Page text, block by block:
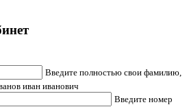
Введите полностью свои фамилию,
иван иванович
Введите номер